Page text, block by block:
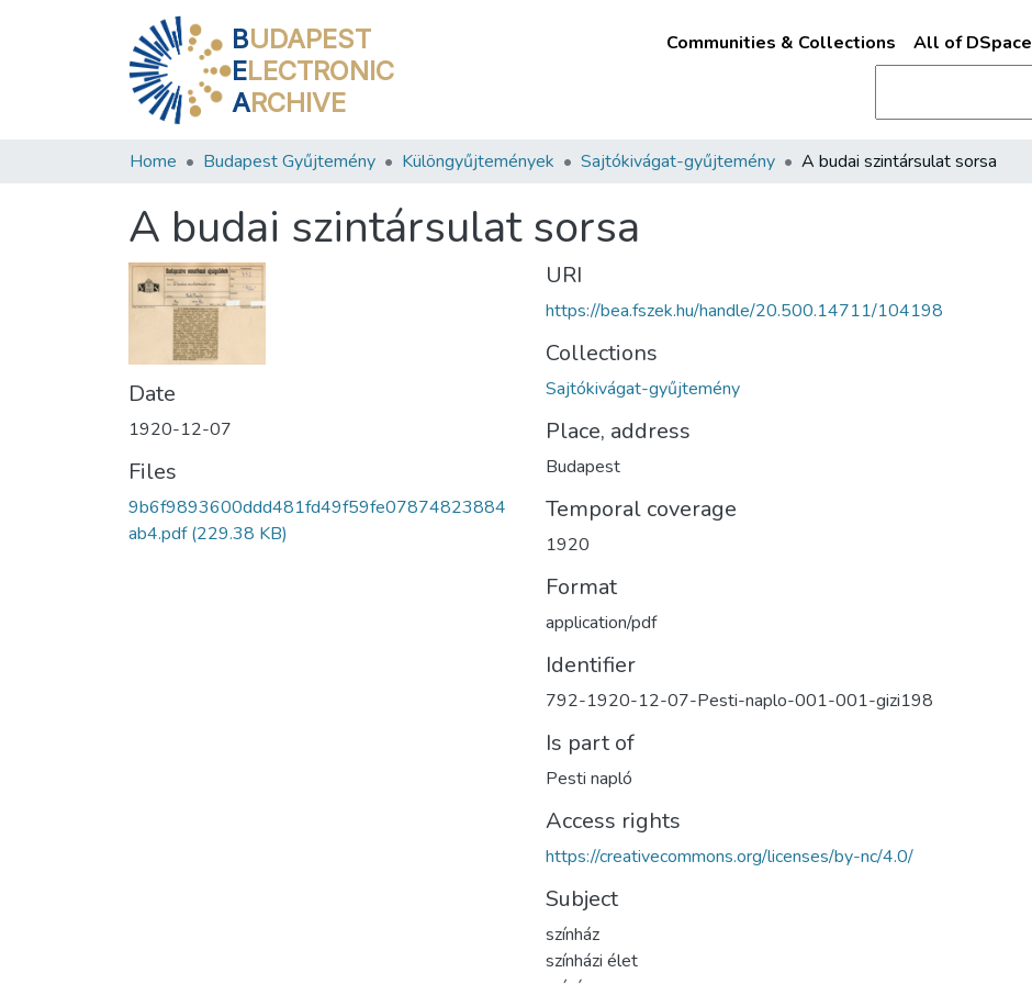
BUDAPEST
ELECTRONIC
ARCHIVE
Communities & Collections All of DSpace
Home Budapest Gyűjtemény Különgyűjtemények Sajtókivágat-gyűjtemény A budai szintársulat sorsa
A budai szintársulat sorsa
Date
1920-12-07
Files
9b6f9893600ddd481fd49f59fe07874823884
ab4.pdf(229.38 KB)
URI
https://bea.fszek.hu/handle/20.500.14711/104198
Collections
Sajtókivágat-gyűjtemény
Place, address
Budapest
Temporal coverage
1920
Format
application/pdf
Identifier
792-1920-12-07-Pesti-naplo-001-001-gizi198
Is part of
Pesti napló
Access rights
https://creativecommons.org/licenses/by-nc/4.0/
Subject
színház
színházi élet